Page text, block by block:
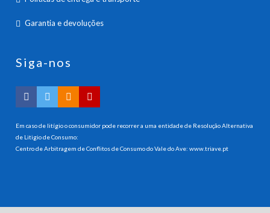
Garantia e devoluções
Siga-nos
Em caso de litígio o consumidor pode recorrer a uma entidade de Resolução Alternativa
de Litigio de Consumo:
Centro de Arbitragem de Conflitos de Consumo do Vale do Ave:www.triave.pt